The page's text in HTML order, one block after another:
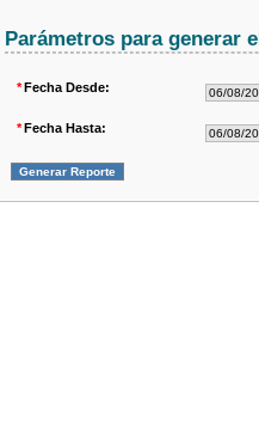
Parámetros para generar
*Fecha Desde:
*Fecha Hasta: